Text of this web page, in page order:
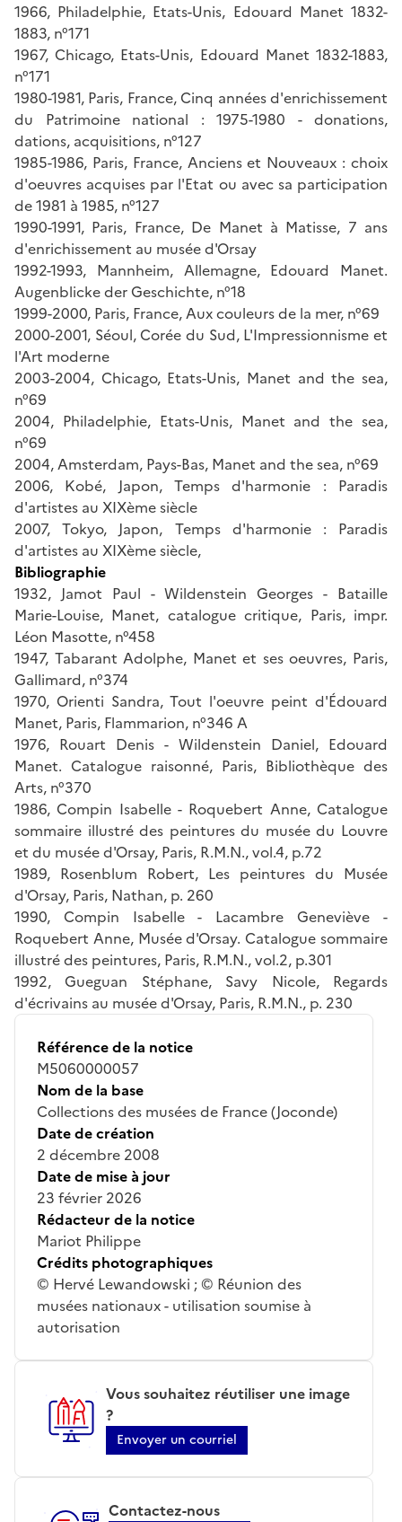
1966, Philadelphie, Etats-Unis, Edouard Manet 1832-
1883, n°171
1967, Chicago, Etats-Unis, Edouard Manet 1832-1883,
n°171
1980-1981, Paris, France, Cinq années d'enrichissement
du Patrimoine national : 1975-1980 - donations,
dations, acquisitions, n°127
1985-1986, Paris, France, Anciens et Nouveaux : choix
d'oeuvres acquises par l'Etat ou avec sa participation
de 1981 à 1985, n°127
1990-1991, Paris, France, De Manet à Matisse, 7 ans
d'enrichissement au musée d'Orsay
1992-1993, Mannheim, Allemagne, Edouard Manet.
Augenblicke der Geschichte, n°18
1999-2000, Paris, France, Aux couleurs de la mer, n°69
2000-2001, Séoul, Corée du Sud, L'Impressionnisme et
l'Art moderne
2003-2004, Chicago, Etats-Unis, Manet and the sea,
n°69
2004, Philadelphie, Etats-Unis, Manet and the sea,
n°69
2004, Amsterdam, Pays-Bas, Manet and the sea, n°69
2006, Kobé, Japon, Temps d'harmonie : Paradis
d'artistes au XIXème siècle
2007, Tokyo, Japon, Temps d'harmonie : Paradis
d'artistes au XIXème siècle,
Bibliographie
1932, Jamot Paul - Wildenstein Georges - Bataille
Marie-Louise, Manet, catalogue critique, Paris, impr.
Léon Masotte, n°458
1947, Tabarant Adolphe, Manet et ses oeuvres, Paris,
Gallimard, n°374
1970, Orienti Sandra, Tout l'oeuvre peint d'Édouard
Manet, Paris, Flammarion, n°346 A
1976, Rouart Denis - Wildenstein Daniel, Edouard
Manet. Catalogue raisonné, Paris, Bibliothèque des
Arts, n°370
1986, Compin Isabelle - Roquebert Anne, Catalogue
sommaire illustré des peintures du musée du Louvre
et du musée d'Orsay, Paris, R.M.N., vol.4, p.72
1989, Rosenblum Robert, Les peintures du Musée
d'Orsay, Paris, Nathan, p. 260
1990, Compin Isabelle - Lacambre Geneviève -
Roquebert Anne, Musée d'Orsay. Catalogue sommaire
illustré des peintures, Paris, R.M.N., vol.2, p.301
1992, Gueguan Stéphane, Savy Nicole, Regards
d'écrivains au musée d'Orsay, Paris, R.M.N., p. 230
Référence de la notice
M5060000057
Nom de la base
Collections des musées de France (Joconde)
Date de création
2 décembre 2008
Date de mise à jour
23 février 2026
Rédacteur de la notice
Mariot Philippe
Crédits photographiques
© Hervé Lewandowski ; © Réunion des
musées nationaux - utilisation soumise à
autorisation
Vous souhaitez réutiliser une image
?
Envoyer un courriel
Contactez-nous